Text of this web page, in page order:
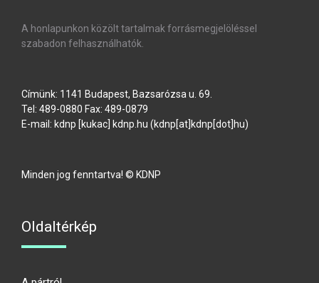
A honlapunkon közölt tartalmak forrásmegjelöléssel
szabadon felhasználhatók.
Címünk: 1141 Budapest, Bazsarózsa u. 69.
Tel: 489-0880 Fax: 489-0879
E-mail: kdnp [kukac] kdnp hu (kdnp[at]kdnp[dot]hu)
Minden jog fenntartva! © KDNP
Oldaltérkép